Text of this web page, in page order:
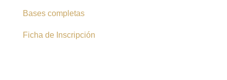
Bases completas
Ficha de Inscripción